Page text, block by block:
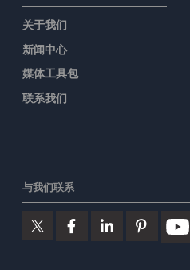
关于我们
新闻中心
媒体工具包
联系我们
与我们联系